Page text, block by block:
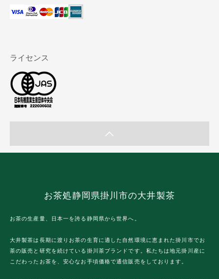
ライセンス
お茶処静岡県掛川市の大井製茶
お茶の生産量、日本一を誇る静岡県から世界へ。
大井製茶は長期に渡りお茶の生育に適した自然環境に恵まれた掛川市でお
茶の販売と研究を続けている掛川茶ブランドです。私たちは地元掛川産に
こだわったお茶を、安心なお手頃価格で通信販売をしております。